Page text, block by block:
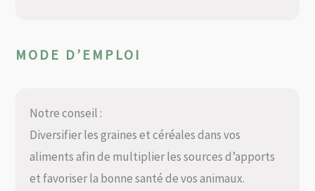
MODE D’EMPLOI
Notre conseil :
Diversifier les graines et céréales dans vos
aliments afin de multiplier les sources d’apports
et favoriser la bonne santé de vos animaux.